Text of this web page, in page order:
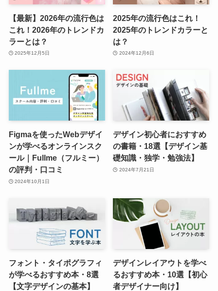
【最新】2026年の流行色は
これ！2026年のトレンドカ
ラーとは？
2025年12月5日
2025年の流行色はこれ！
2025年のトレンドカラーと
は？
2024年12月6日
Figmaを使ったWebデザイ
ンが学べるオンラインスク
ール｜Fullme（フルミー）
の評判・口コミ
2024年10月1日
デザイン初心者におすすめ
の書籍・18選【デザイン基
礎知識・独学・勉強法】
2024年7月21日
フォント・タイポグラフィ
が学べるおすすめ本・8選
【文字デザインの基本】
デザインレイアウトを学べ
るおすすめ本・10選【初心
者デザイナー向け】